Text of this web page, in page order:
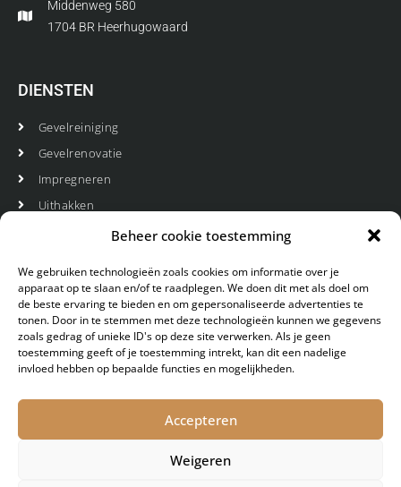
Beheer cookie toestemming
We gebruiken technologieën zoals cookies om informatie over je
apparaat op te slaan en/of te raadplegen. We doen dit met als doel om
de beste ervaring te bieden en om gepersonaliseerde advertenties te
tonen. Door in te stemmen met deze technologieën kunnen we gegevens
zoals gedrag of unieke ID's op deze site verwerken. Als je geen
toestemming geeft of je toestemming intrekt, kan dit een nadelige
invloed hebben op bepaalde functies en mogelijkheden.
Accepteren
Weigeren
Middenweg 580
1704 BR Heerhugowaard
DIENSTEN
Gevelreiniging
Gevelrenovatie
Impregneren
Uithakken
OVER ONS
Voegbedrijf Pannekeet heeft in haar 10-jarig bestaan
al vele huizen en panden een grondige opknapbeurt
gegeven. Met meer dan 15 jaar ervaring in het
hart aan ons toevertrouwen.